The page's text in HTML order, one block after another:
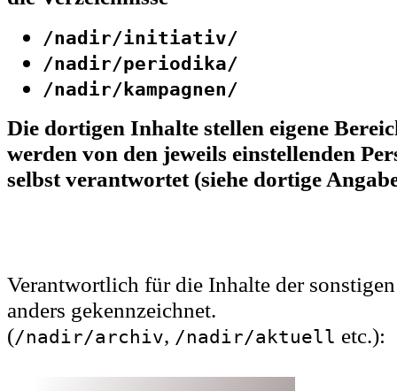
/nadir/initiativ/
/nadir/periodika/
/nadir/kampagnen/
Die dortigen Inhalte stellen eigene
werden von den jeweils einstellenden
selbst verantwortet (siehe dortige
Verantwortlich für die Inhalte der
anders gekennzeichnet.
(/nadir/archiv, /nadir/aktuell etc.):